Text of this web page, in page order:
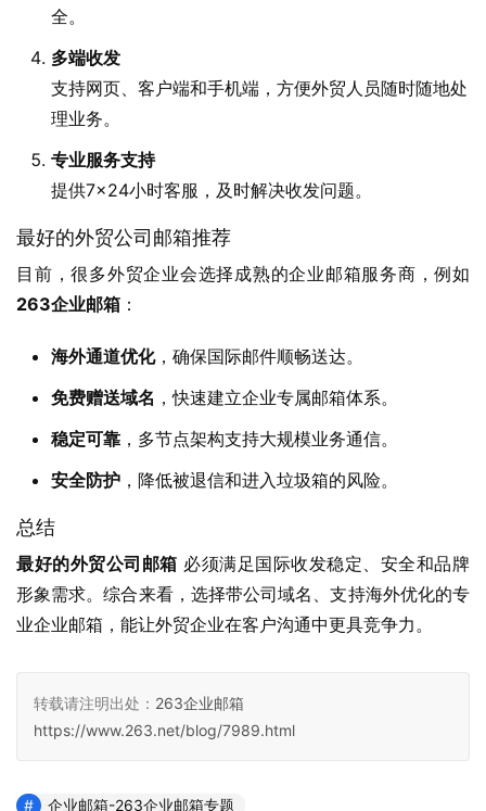
全。
多端收发
支持网页、客户端和手机端，方便外贸人员随时随地处
理业务。
专业服务支持
提供7×24小时客服，及时解决收发问题。
最好的外贸公司邮箱推荐
263企业邮箱 ：
海外通道优化，确保国际邮件顺畅送达。
免费赠送域名 ，快速建立企业专属邮箱体系。
稳定可靠 ，多节点架构支持大规模业务通信。
安全防护 ，降低被退信和进入垃圾箱的风险。
总结
最好的外贸公司邮箱 必须满足国际收发稳定、安全和品牌
形象需求。综合来看，选择带公司域名、支持海外优化的专
业企业邮箱，能让外贸企业在客户沟通中更具竞争力。
转载请注明出处： 263企业邮箱
https://www.263.net/blog/7989.html
企业邮箱-263企业邮箱专题